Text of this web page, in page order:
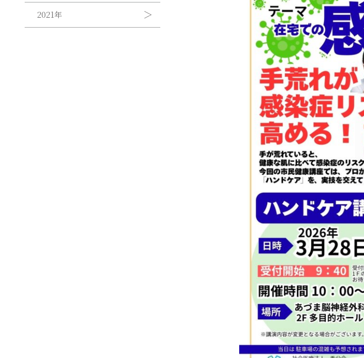
2021年